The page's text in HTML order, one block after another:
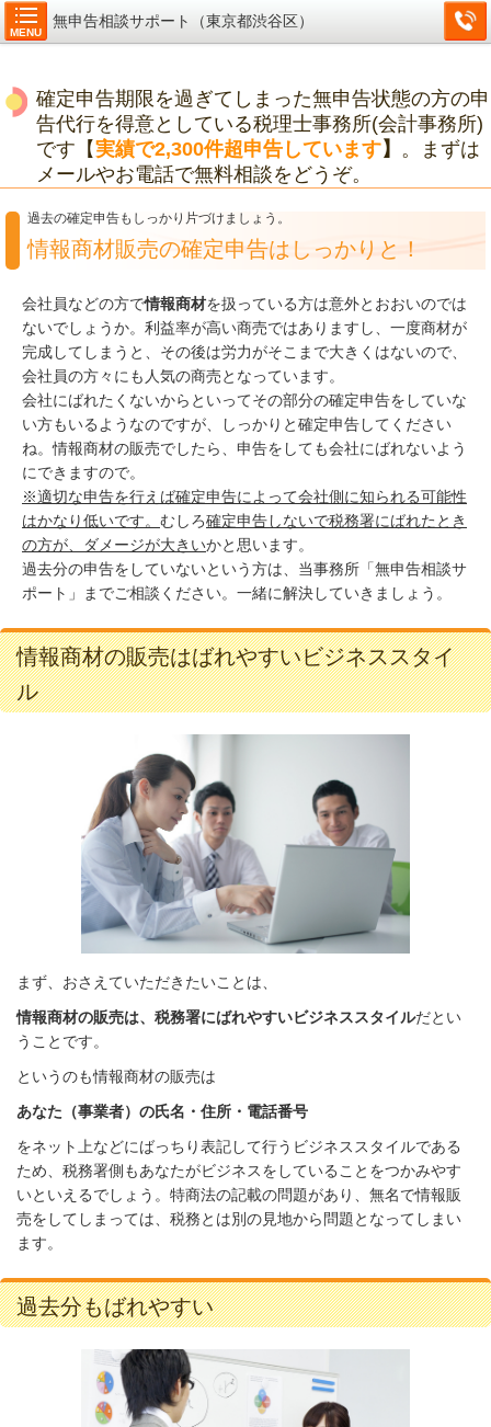
MENU
無申告相談サポート（東京都渋谷区）
確定申告期限を過ぎてしまった無申告状態の方の申
告代行を得意としている税理士事務所(会計事務所)
です【実績で2,300件超申告しています】 。まずは
メールやお電話で無料相談をどうぞ。
過去の確定申告もしっかり片づけましょう。
情報商材販売の確定申告はしっかりと！
会社員などの方で情報商材を扱っている方は意外とおおいのでは
ないでしょうか。利益率が高い商売ではありますし、一度商材が
完成してしまうと、その後は労力がそこまで大きくはないので、
会社員の方々にも人気の商売となっています。
会社にばれたくないからといってその部分の確定申告をしていな
い方もいるようなのですが、しっかりと確定申告してください
ね。情報商材の販売でしたら、申告をしても会社にばれないよう
にできますので。
※適切な申告を行えば確定申告によって会社側に知られる可能性
はかなり低いです。 むしろ確定申告しないで税務署にばれたとき
の方が、ダメージが大きいかと思います。
過去分の申告をしていないという方は、当事務所「無申告相談サ
ポート」までご相談ください。一緒に解決していきましょう。
情報商材の販売はばれやすいビジネススタイ
ル
まず、おさえていただきたいことは、
情報商材の販売は、税務署にばれやすいビジネススタイルだとい
うことです。
というのも情報商材の販売は
あなた（事業者）の氏名・住所・電話番号
をネット上などにばっちり表記して行うビジネススタイルである
ため、税務署側もあなたがビジネスをしていることをつかみやす
いといえるでしょう。特商法の記載の問題があり、無名で情報販
売をしてしまっては、税務とは別の見地から問題となってしまい
ます。
過去分もばれやすい